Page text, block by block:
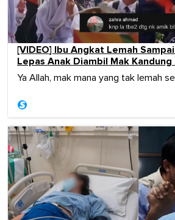
[VIDEO] Ibu Angkat Lemah
Lepas Anak Diambil Mak Kandung
Ya Allah, mak mana yang tak lemah